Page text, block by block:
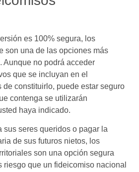
es 100% segura, los
son una de las opciones más
Aunque no podrá acceder
que se incluyan en el
constituirlo, puede estar seguro
contenga se utilizarán
haya indicado.
sus seres queridos o pagar la
de sus futuros nietos, los
son una opción segura
riesgo que un fideicomiso nacional